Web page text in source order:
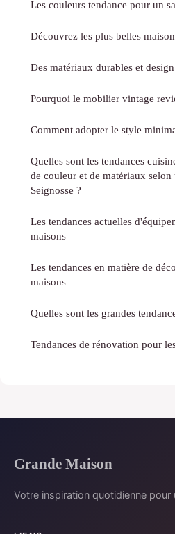
Les couleurs tendance pour un
Découvrez les plus belles
Des matériaux durables et
Pourquoi le mobilier vintage
Comment adopter le style
Quelles sont les tendances
de couleur et de matériaux selon
Seignosse ?
Les tendances actuelles
maisons
Les tendances en matière de
maisons
Quelles sont les grandes
Tendances de rénovation pour
Grande Maison
Votre inspiration quotidienne